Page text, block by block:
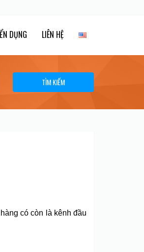
DỤNG LIÊN HỆ
TÌM KIẾM
có còn là kênh đầu